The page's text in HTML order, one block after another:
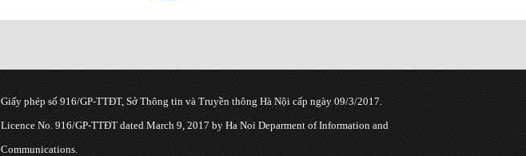
Giấy phép số 916/GP-TTĐT, Sở Thông tin và Truyền thông Hà Nội cấp ngày 09/3/2017.
Licence No. 916/GP-TTĐT dated March 9, 2017 by Ha Noi Deparment of Information and
Communications.